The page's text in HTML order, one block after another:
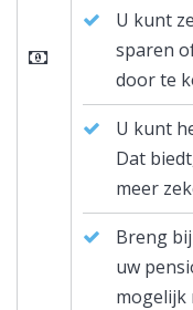
U kunt
sparen
door te
U kunt
Dat
meer
Breng
uw
mogelijk